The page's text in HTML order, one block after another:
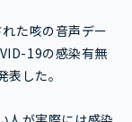
た咳の音声デー
19の感染有無
した。